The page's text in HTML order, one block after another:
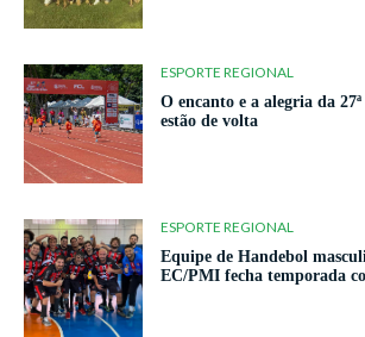
ESPORTE REGIONAL
O encanto e a alegria da
estão de volta
ESPORTE REGIONAL
Equipe de Handebol
EC/PMI fecha temporada